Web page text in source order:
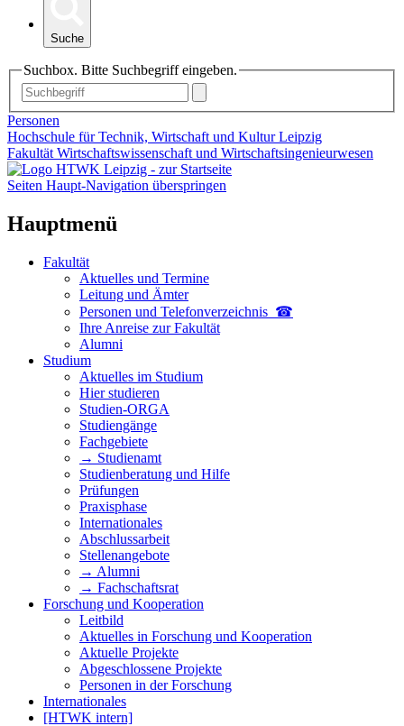
Suche
Suchbox. Bitte Suchbegriff eingeben.
Personen
Hochschule für Technik, Wirtschaft und Kultur Leipzig
Fakultät Wirtschaftswissenschaft und Wirtschaftsingenieurwesen
Seiten Haupt-Navigation überspringen
Hauptmenü
Fakultät
Aktuelles und Termine
Leitung und Ämter
Personen und Telefon­verzeichnis ☎
Ihre Anreise zur Fakultät
Alumni
Studium
Aktuelles im Studium
Hier studieren
Studien-ORGA
Studiengänge
Fachgebiete
→ Studienamt
Studienberatung und Hilfe
Prüfungen
Praxisphase
Internationales
Abschlussarbeit
Stellenangebote
→ Alumni
→ Fachschaftsrat
Forschung und Kooperation
Leitbild
Aktuelles in Forschung und Kooperation
Aktuelle Projekte
Abgeschlossene Projekte
Personen in der Forschung
Internationales
[HTWK intern]